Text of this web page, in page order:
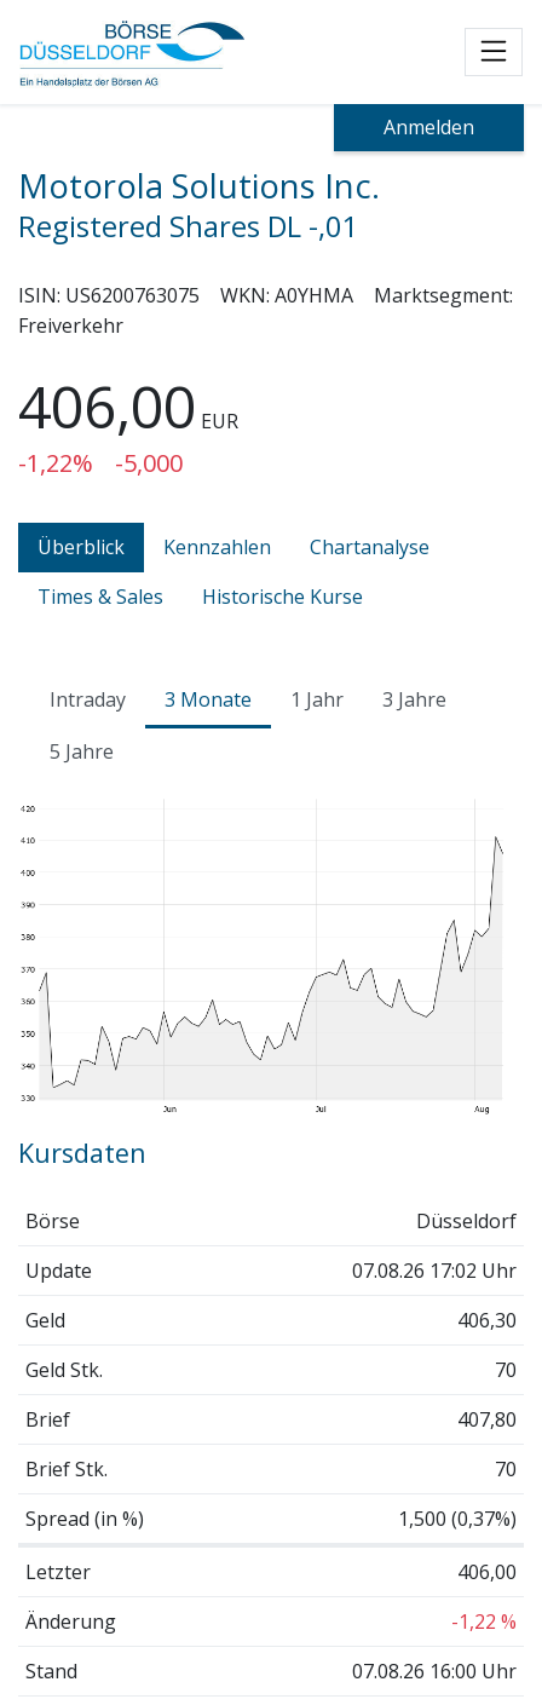
Anmelden
Motorola Solutions Inc.
Registered Shares DL -,01
ISIN: US6200763075 WKN: A0YHMA
Marktsegment:
Freiverkehr
406,00 EUR
-1,22% -5,000
Überblick Kennzahlen
Chartanalyse
Times & Sales
Historische Kurse
Intraday 3 Monate 1 Jahr
3 Jahre
5 Jahre
Kursdaten
Börse
Düsseldorf
Update
07.08.26 17:02 Uhr
Geld
406,30
Geld Stk.
70
Brief
407,80
Brief Stk.
70
Spread (in %)
1,500 (0,37%)
Letzter
406,00
Änderung
-1,22 %
Stand
07.08.26 16:00 Uhr